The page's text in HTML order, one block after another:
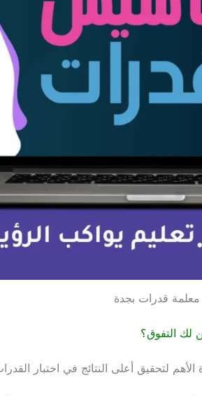
معلمة قدرات بجدة
لك التفوق؟
لتحقيق أعلى النتائج في اختبار